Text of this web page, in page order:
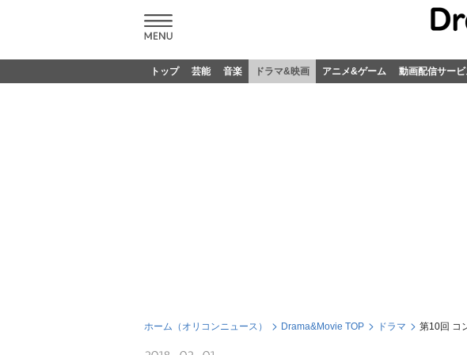
トップ 芸能 音楽 ドラマ&映画 アニメ&ゲーム 動画配信サービ
ホーム（オリコンニュース） Drama&Movie TOP ドラマ 第10回 コ